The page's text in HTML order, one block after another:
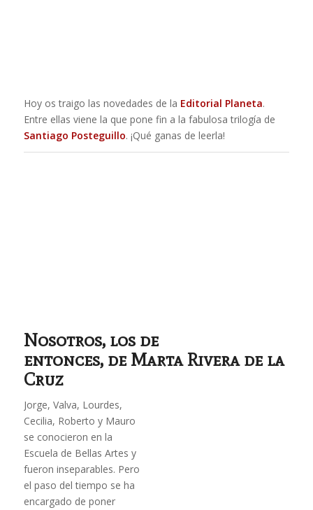
Hoy os traigo las novedades de la Editorial Planeta.
Entre ellas viene la que pone fin a la fabulosa trilogía de
Santiago Posteguillo. ¡Qué ganas de leerla!
Nosotros, los de
entonces, de Marta Rivera de la
Cruz
Jorge, Valva, Lourdes,
Cecilia, Roberto y Mauro
se conocieron en la
Escuela de Bellas Artes y
fueron inseparables. Pero
el paso del tiempo se ha
encargado de poner